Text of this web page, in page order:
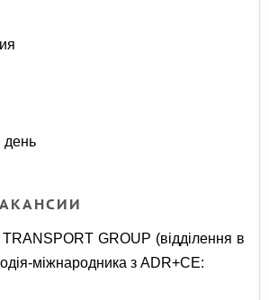
день
GROUP (відділення в
міжнародника з ADR+CE: